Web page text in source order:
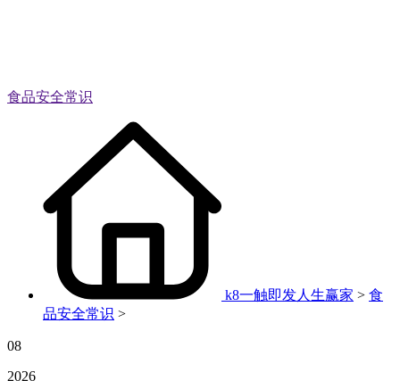
食品安全常识
k8一触即发人生赢家 > 食
品安全常识 >
08
2026